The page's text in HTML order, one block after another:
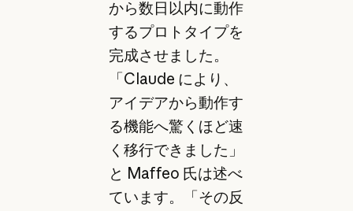
から数日以内に動作
するプロトタイプを
完成させました。
「Claude により、
アイデアから動作す
る機能へ驚くほど速
く移行できました」
と Maffeo 氏は述べ
ています。「その反